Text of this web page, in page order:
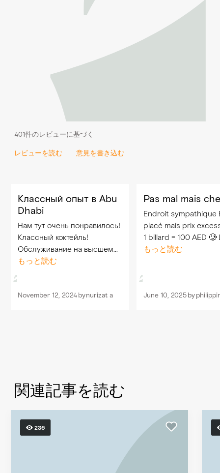
401件のレビューに基づく
レビューを読む 意見を書き込む
Классный опыт в Abu
Dhabi
Нам тут очень понравилось!
Классный коктейль!
Обслуживание на высшем
уровне! Elton был очень
сюда ещё раз. Нам очень
もっと読む
November 12, 2024bynurizat a
Pas mal mais
Endroit sympathique Bien
placé mais prix
1 billard = 100 AED 🥲
plats n’étais pas non
もっと読む
June 10, 2025by
関連記事を読む
236